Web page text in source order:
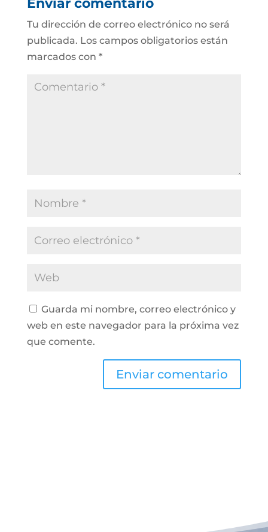
Enviar comentario
Tu dirección de correo electrónico no será
publicada. Los campos obligatorios están
marcados con *
Guarda mi nombre, correo electrónico y
web en este navegador para la próxima vez
que comente.